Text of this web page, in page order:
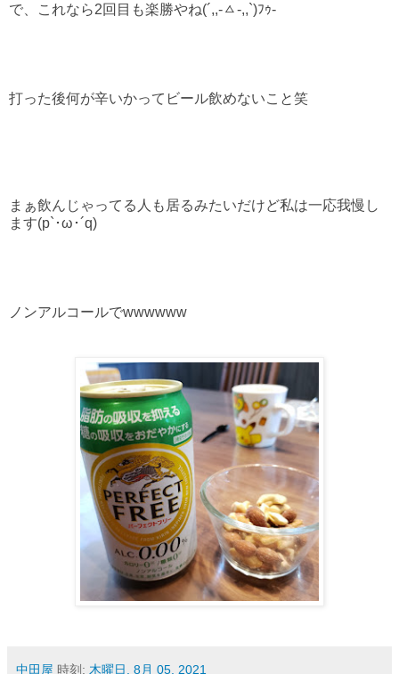
で、これなら2回目も楽勝やね(´,,-ㅿ-,,`)ﾌｩ-
打った後何が辛いかってビール飲めないこと笑
まぁ飲んじゃってる人も居るみたいだけど私は一応我慢し
ます(p`･ω･´q)
ノンアルコールでwwwwww
中田屋 時刻: 木曜日, 8月 05, 2021